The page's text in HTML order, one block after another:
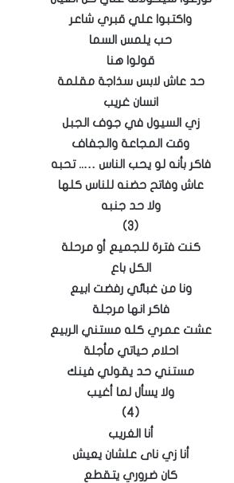
واكتبوا علي قبري شاعر
حب يلمس السما
قولوا هنا
حد عاش لابس سذاجة مقلمة
انسان غريب
زي السيول في جوف الجبل
وقت المجاعة والجفاف
فاكر بأنه لو يحب الناس ….. تحبه
عاش وفاتح حضنه للناس كلها
ولا حد جنبه
(3)
كنت فترة للجميع أو مرحلة
الكل باع
ونا من غبائي رفضت ابيع
فاكر انها مرجلة
عشت عمري كله مستني الربيع
احلام حياتي مأجلة
مستني حد يقولي فينك
ولا يسأل لما أغيب
(4)
أنا الغريب
أنا زي ناى علشان يعيش
كان ضروري يتقطع